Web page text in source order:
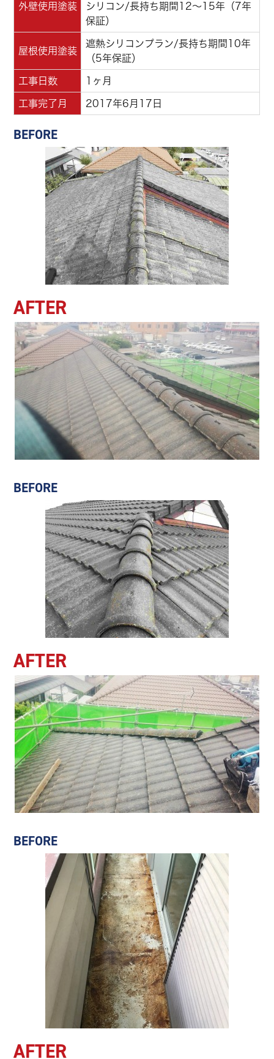
外壁使用塗装
シリコン/長持ち期間12～15年（7年
保証）
屋根使用塗装
遮熱シリコンプラン/長持ち期間10年
（5年保証）
工事日数 1ヶ月
工事完了月 2017年6月17日
BEFORE
AFTER
BEFORE
AFTER
BEFORE
AFTER